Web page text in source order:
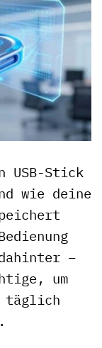
USB-Stick
wie deine
–
um
täglich